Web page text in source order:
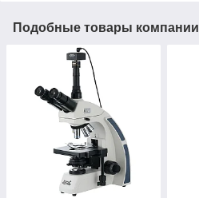
Подобные товары компании